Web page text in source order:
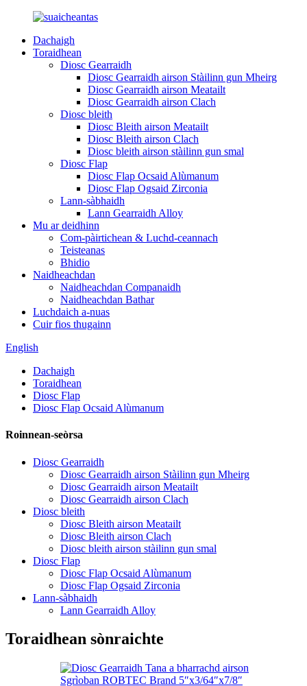
Dachaigh
Toraidhean
Diosc Gearraidh
Diosc Gearraidh airson Stàilinn gun Mheirg
Diosc Gearraidh airson Meatailt
Diosc Gearraidh airson Clach
Diosc bleith
Diosc Bleith airson Meatailt
Diosc Bleith airson Clach
Diosc bleith airson stàilinn gun smal
Diosc Flap
Diosc Flap Ocsaid Alùmanum
Diosc Flap Ogsaid Zirconia
Lann-sàbhaidh
Lann Gearraidh Alloy
Mu ar deidhinn
Com-pàirtichean & Luchd-ceannach
Teisteanas
Bhidio
Naidheachdan
Naidheachdan Companaidh
Naidheachdan Bathar
Luchdaich a-nuas
Cuir fios thugainn
English
Dachaigh
Toraidhean
Diosc Flap
Diosc Flap Ocsaid Alùmanum
Roinnean-seòrsa
Diosc Gearraidh
Diosc Gearraidh airson Stàilinn gun Mheirg
Diosc Gearraidh airson Meatailt
Diosc Gearraidh airson Clach
Diosc bleith
Diosc Bleith airson Meatailt
Diosc Bleith airson Clach
Diosc bleith airson stàilinn gun smal
Diosc Flap
Diosc Flap Ocsaid Alùmanum
Diosc Flap Ogsaid Zirconia
Lann-sàbhaidh
Lann Gearraidh Alloy
Toraidhean sònraichte